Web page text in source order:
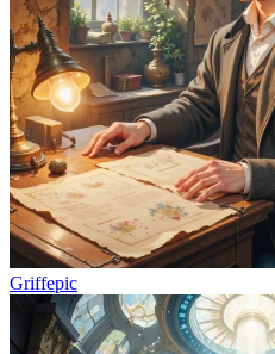
Griffepic